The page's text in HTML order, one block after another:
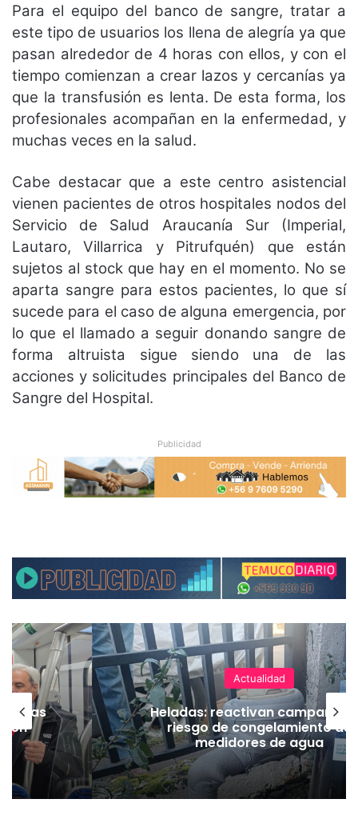
Para el equipo del banco de sangre, tratar a
este tipo de usuarios los llena de alegría ya que
pasan alrededor de 4 horas con ellos, y con el
tiempo comienzan a crear lazos y cercanías ya
que la transfusión es lenta. De esta forma, los
profesionales acompañan en la enfermedad, y
muchas veces en la salud.
Cabe destacar que a este centro asistencial
vienen pacientes de otros hospitales nodos del
Servicio de Salud Araucanía Sur (Imperial,
Lautaro, Villarrica y Pitrufquén) que están
sujetos al stock que hay en el momento. No se
aparta sangre para estos pacientes, lo que sí
sucede para el caso de alguna emergencia, por
lo que el llamado a seguir donando sangre de
forma altruista sigue siendo una de las
acciones y solicitudes principales del Banco de
Sangre del Hospital.
Publicidad
vías
Actualidad
Heladas: reactivan campaña
riesgo de congelamiento de
medidores de agua